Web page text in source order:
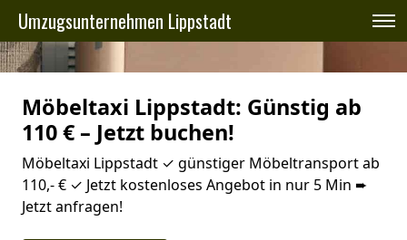
Umzugsunternehmen Lippstadt
Möbeltaxi Lippstadt: Günstig ab
110 € – Jetzt buchen!
Möbeltaxi Lippstadt ✓ günstiger Möbeltransport ab
110,- € ✓ Jetzt kostenloses Angebot in nur 5 Min ➨
Jetzt anfragen!